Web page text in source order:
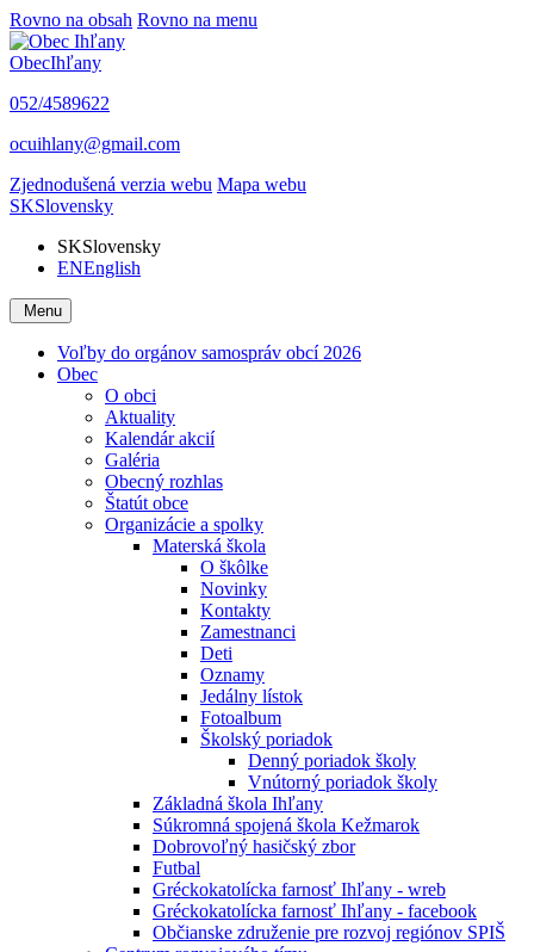
Rovno na obsah Rovno na menu
ObecIhľany
052/4589622
ocuihlany@gmail.com
Zjednodušená verzia webu Mapa webu
SKSlovensky
SKSlovensky
ENEnglish
Menu
Voľby do orgánov samospráv obcí 2026
Obec
O obci
Aktuality
Kalendár akcií
Galéria
Obecný rozhlas
Štatút obce
Organizácie a spolky
Materská škola
O škôlke
Novinky
Kontakty
Zamestnanci
Deti
Oznamy
Jedálny lístok
Fotoalbum
Školský poriadok
Denný poriadok školy
Vnútorný poriadok školy
Základná škola Ihľany
Súkromná spojená škola Kežmarok
Dobrovoľný hasičský zbor
Futbal
Gréckokatolícka farnosť Ihľany - wreb
Gréckokatolícka farnosť Ihľany - facebook
Občianske združenie pre rozvoj regiónov SPIŠ